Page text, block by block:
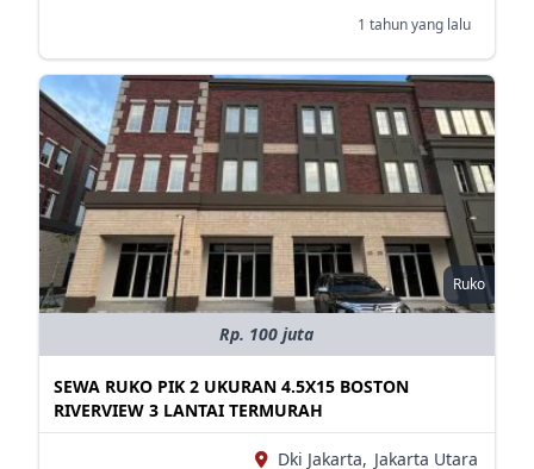
1 tahun yang lalu
Ruko
Rp. 100 juta
SEWA RUKO PIK 2 UKURAN 4.5X15 BOSTON
RIVERVIEW 3 LANTAI TERMURAH
Dki Jakarta, Jakarta Utara